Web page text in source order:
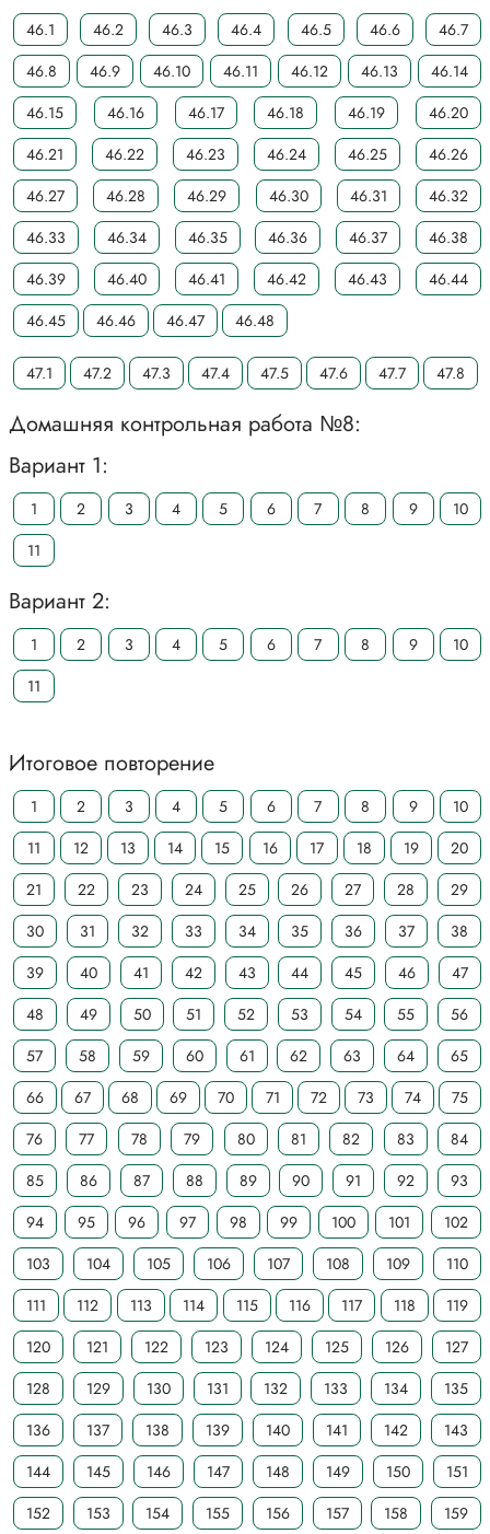
46.1 46.2 46.3 46.4 46.5 46.6
46.7
46.8
46.9 46.10 46.11 46.12 46.13
46.14
46.15
46.16 46.17 46.18 46.19
46.20
46.21
46.22 46.23 46.24 46.25
46.26
46.27
46.28 46.29 46.30 46.31
46.32
46.33
46.34 46.35 46.36 46.37
46.38
46.39
46.40 46.41 46.42 46.43
46.44
46.45
46.46 46.47 46.48
47.1 47.2 47.3 47.4 47.5 47.6 47.7 47.8
Домашняя контрольная работа №8:
Вариант 1:
1 2 3 4 5 6 7 8 9
10
11
Вариант 2:
1 2 3 4 5 6 7 8 9
10
11
Итоговое повторение
1 2 3 4 5 6 7 8 9
10
11
12 13 14 15 16 17 18 19
20
21
22 23 24 25 26 27 28
29
30
31 32 33 34 35 36 37
38
39
40 41 42 43 44 45 46
47
48
49 50 51 52 53 54 55
56
57
58 59 60 61 62 63 64
65
66
67 68 69 70 71 72 73 74
75
76
77 78 79 80 81 82 83
84
85
86 87 88 89 90 91 92
93
94
95 96 97 98 99 100 101
102
103
104 105 106 107 108 109
110
111
112 113 114 115 116 117 118
119
120
121 122 123 124 125 126
127
128
129 130 131 132 133 134
135
136
137 138 139 140 141 142
143
144
145 146 147 148 149 150
151
152
153 154 155 156 157 158
159